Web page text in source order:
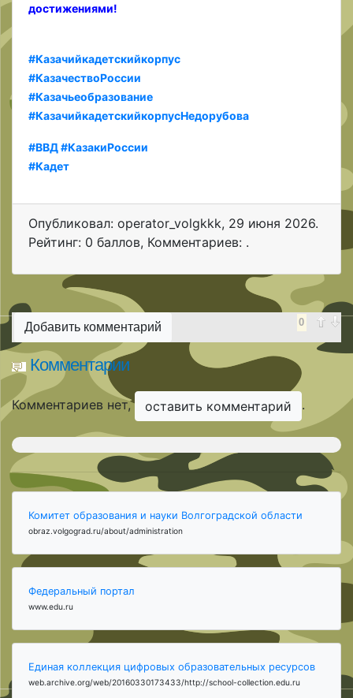
достижениями!
#Казачийкадетскийкорпус
#КазачествоРоссии
#Казачьеобразование
#КазачийкадетскийкорпусНедорубова
#ВВД#КазакиРоссии
#Кадет
Опубликовал: operator_volgkkk, 29 июня 2026.
Рейтинг: 0 баллов, Комментариев: .
0
Добавить комментарий
Комментарии
Комментариев нет, оставить комментарий .
Комитет образования и науки Волгоградской области
obraz.volgograd.ru/about/administration
Федеральный портал
www.edu.ru
Единая коллекция цифровых образовательных ресурсов
web.archive.org/web/20160330173433/http://school-collection.edu.ru